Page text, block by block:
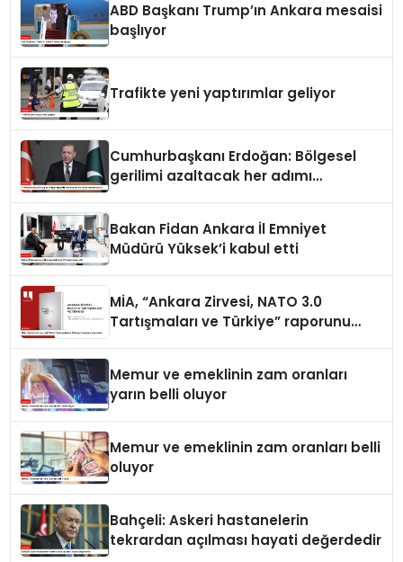
ABD Başkanı Trump’ın Ankara mesaisi
başlıyor
Trafikte yeni yaptırımlar geliyor
Cumhurbaşkanı Erdoğan: Bölgesel
gerilimi azaltacak her adımı
Bakan Fidan Ankara İl Emniyet
Müdürü Yüksek’i kabul etti
MİA, “Ankara Zirvesi, NATO 3.0
Tartışmaları ve Türkiye” raporunu
Memur ve emeklinin zam oranları
yarın belli oluyor
Memur ve emeklinin zam oranları belli
oluyor
Bahçeli: Askeri hastanelerin
tekrardan açılması hayati değerdedir